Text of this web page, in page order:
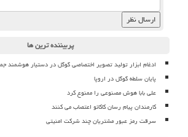
پربیننده ترین ها
ادغام ابزار تولید تصویر اختصاصی گوگل در دستیار هوشمند
پایان سلطه گوگل در اروپا
علی بابا هوش مصنوعی را ممنوع کرد
کارمندان پیام رسان کاکائو اعتصاب می کنند
سرقت رمز عبور مشتریان چند شرکت امنیتی